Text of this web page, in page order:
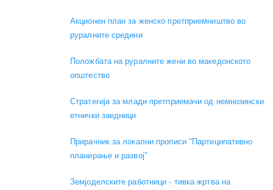
Акционен план за женско претприемништво во
руралните средини
Положбата на руралните жени во македонското
општество
Стратегија за млади претприемачи од немнозински
етнички заедници
Прирачник за локални прописи "Партиципативно
планирање и развој"
Земјоделските работници - тивка жртва на